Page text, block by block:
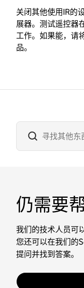
关闭其他使用IR的
展器。测试遥控器
工作。如果能，请
品。
仍需要
我们的技术人员可
您还可以在我们的
提问并找到答案。